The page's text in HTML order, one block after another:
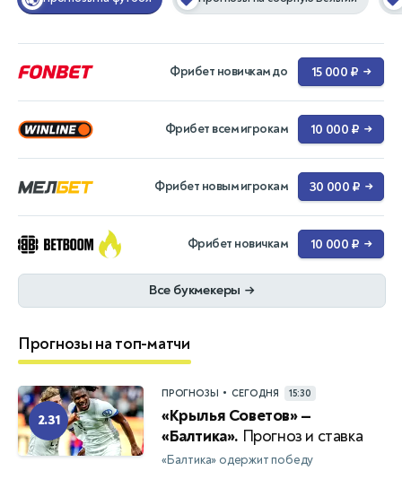
Фрибет новичкам до 15 000 ₽ →
Фрибет всем игрокам 10 000 ₽ →
Фрибет новым игрокам 30 000 ₽ →
Фрибет новичкам 10 000 ₽ →
Все букмекеры →
Прогнозы на топ-матчи
2.31
ПРОГНОЗЫ • СЕГОДНЯ 15:30
«Крылья Советов» —
«Балтика». Прогноз и ставка
«Балтика» одержит победу